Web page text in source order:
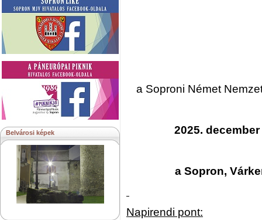
Közérdekű információk
Testvérvárosok
Belvárosi képek
a Soproni Német
2025.
a Sopron,
Napirendi pont: